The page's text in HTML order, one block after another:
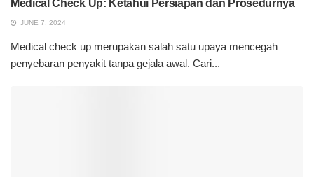
Medical Check Up: Ketahui Persiapan dan Prosedurnya
JUNE 7, 2024
Medical check up merupakan salah satu upaya mencegah
penyebaran penyakit tanpa gejala awal. Cari...